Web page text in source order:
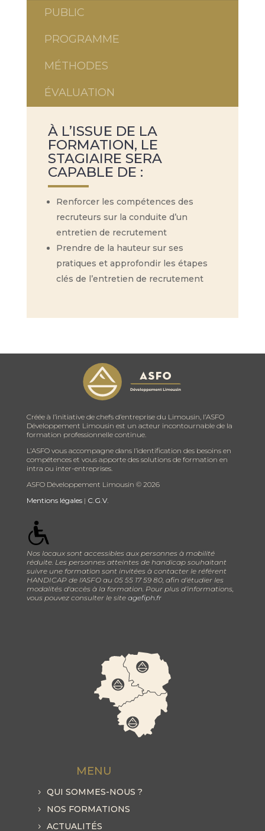
PUBLIC
PROGRAMME
MÉTHODES
ÉVALUATION
À L’ISSUE DE LA
FORMATION, LE
STAGIAIRE SERA
CAPABLE DE :
Renforcer les compétences des
recruteurs sur la conduite d’un
entretien de recrutement
Prendre de la hauteur sur ses
pratiques et approfondir les étapes
clés de l’entretien de recrutement
Créée à l’initiative de chefs d’entreprise du Limousin, l’ASFO
Développement Limousin est un acteur incontournable de la
formation professionnelle continue.
L’ASFO vous accompagne dans l’identification des besoins en
compétences et vous apporte des solutions de formation en
intra ou inter-entreprises.
ASFO Développement Limousin © 2026
Mentions légales| C.G.V.
Nos locaux sont accessibles aux personnes à mobilité
réduite. Les personnes atteintes de handicap souhaitant
suivre une formation sont invitées à contacter le référent
HANDICAP de l'ASFO au 05 55 17 59 80, afin d’étudier les
modalités d'accès à la formation. Pour plus d’informations,
vous pouvez consulter le site agefiph.fr
MENU
QUI SOMMES-NOUS ?
NOS FORMATIONS
ACTUALITÉS